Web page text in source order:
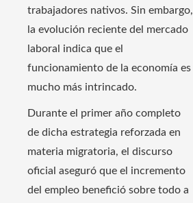
trabajadores nativos. Sin embargo,
la evolución reciente del mercado
laboral indica que el
funcionamiento de la economía es
mucho más intrincado.
Durante el primer año completo
de dicha estrategia reforzada en
materia migratoria, el discurso
oficial aseguró que el incremento
del empleo benefició sobre todo a